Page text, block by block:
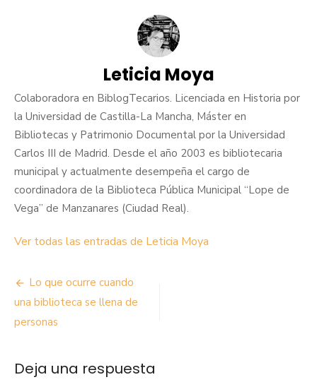
Leticia Moya
Colaboradora en BiblogTecarios. Licenciada en Historia por
la Universidad de Castilla-La Mancha, Máster en
Bibliotecas y Patrimonio Documental por la Universidad
Carlos III de Madrid. Desde el año 2003 es bibliotecaria
municipal y actualmente desempeña el cargo de
coordinadora de la Biblioteca Pública Municipal “Lope de
Vega” de Manzanares (Ciudad Real).
Ver todas las entradas de Leticia Moya
Navegación
de
entradas
Lo que ocurre cuando
una biblioteca se llena de
personas
Deja una respuesta